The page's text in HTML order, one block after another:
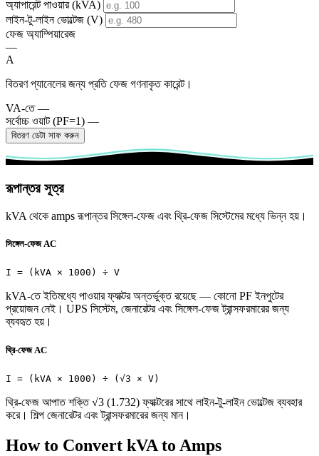
অ্যাপারেন্ট পাওয়ার (kVA)
লাইন-টু-লাইন ভোল্টেজ (V)
ফেজ অ্যাম্পিয়ারেজ
—
A
বিতরণ প্যানেলের জন্য প্রতি ফেজ গণনাকৃত কারেন্ট।
VA-তে —
সর্বোচ্চ ওয়াট (PF=1) —
বিতরণ ডেটা সাফ করুন
রূপান্তর সূত্র
kVA থেকে amps রূপান্তর সিঙ্গেল-ফেজ এবং থ্রি-ফেজ সিস্টেমের মধ্যে ভিন্ন হয়।
সিঙ্গেল-ফেজ AC
I = (kVA × 1000) ÷ V
kVA-তে ইতিমধ্যে পাওয়ার ফ্যাক্টর অন্তর্ভুক্ত রয়েছে — কোনো PF ইনপুটের
প্রয়োজন নেই। UPS সিস্টেম, জেনারেটর এবং সিঙ্গেল-ফেজ ট্রান্সফরমারের জন্য
ব্যবহৃত হয়।
থ্রি-ফেজ AC
I = (kVA × 1000) ÷ (√3 × V)
থ্রি-ফেজ আপাত শক্তি √3 (1.732) ফ্যাক্টরের সাথে লাইন-টু-লাইন ভোল্টেজ ব্যবহার
করে। শিল্প জেনারেটর এবং ট্রান্সফরমারের জন্য মান।
How to Convert kVA to Amps